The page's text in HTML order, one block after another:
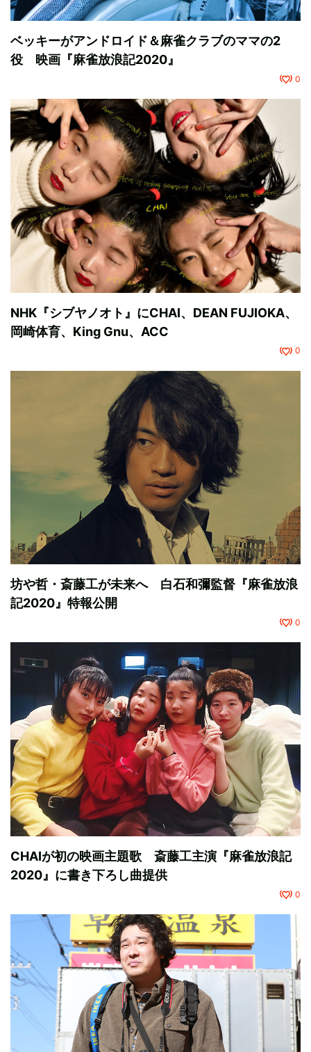
ベッキーがアンドロイド＆麻雀クラブのママの2
役 映画『麻雀放浪記2020』
0
NHK『シブヤノオト』にCHAI、DEAN FUJIOKA、
岡崎体育、King Gnu、ACC
0
坊や哲・斎藤工が未来へ 白石和彌監督『麻雀放浪
記2020』特報公開
0
CHAIが初の映画主題歌 斎藤工主演『麻雀放浪記
2020』に書き下ろし曲提供
0